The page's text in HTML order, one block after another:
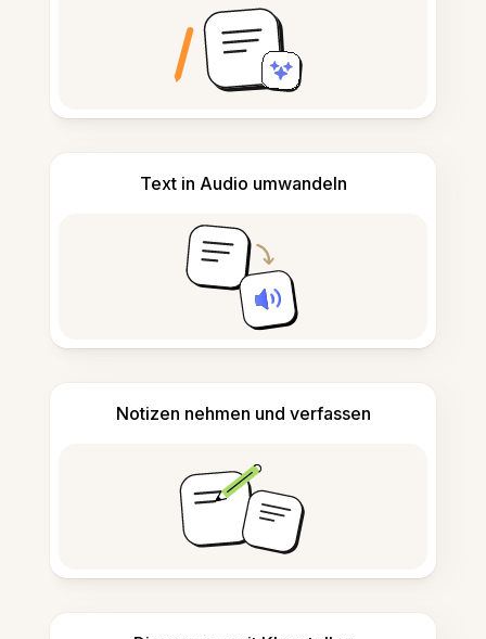
Text in Audio umwandeln
Notizen nehmen und verfassen